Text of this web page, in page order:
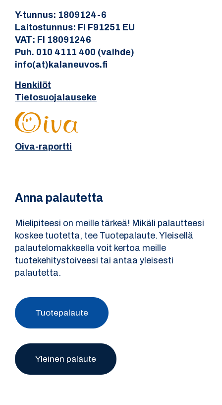
Y-tunnus: 1809124-6
Laitostunnus: FI F91251 EU
VAT: FI 18091246
Puh. 010 4111 400 (vaihde)
info(at)kalaneuvos.fi
Henkilöt
Tietosuojalauseke
Oiva-raportti
Anna palautetta
Mielipiteesi on meille tärkeä! Mikäli palautteesi
koskee tuotetta, tee Tuotepalaute. Yleisellä
palautelomakkeella voit kertoa meille
tuotekehitystoiveesi tai antaa yleisesti
palautetta.
Tuotepalaute
Yleinen palaute